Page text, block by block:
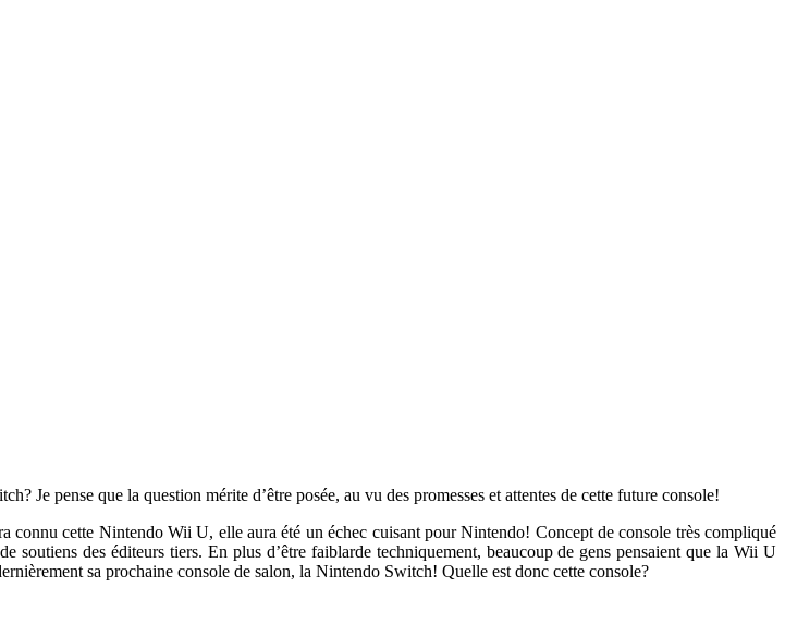
Je pense que la question mérite d’être posée, au vu des promesses et attentes de cette future console!
cette Nintendo Wii U, elle aura été un échec cuisant pour Nintendo! Concept de console très compliqué
des éditeurs tiers. En plus d’être faiblarde techniquement, beaucoup de gens pensaient que la Wii U
sa prochaine console de salon, la Nintendo Switch! Quelle est donc cette console?